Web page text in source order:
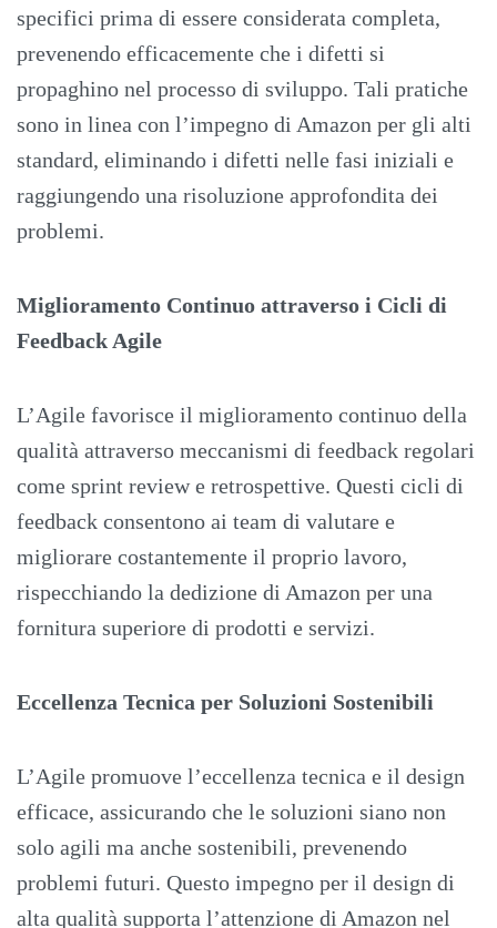
specifici prima di essere considerata completa,
prevenendo efficacemente che i difetti si
propaghino nel processo di sviluppo. Tali pratiche
sono in linea con l’impegno di Amazon per gli alti
standard, eliminando i difetti nelle fasi iniziali e
raggiungendo una risoluzione approfondita dei
problemi.
Miglioramento Continuo attraverso i Cicli di
Feedback Agile
L’Agile favorisce il miglioramento continuo della
qualità attraverso meccanismi di feedback regolari
come sprint review e retrospettive. Questi cicli di
feedback consentono ai team di valutare e
migliorare costantemente il proprio lavoro,
rispecchiando la dedizione di Amazon per una
fornitura superiore di prodotti e servizi.
Eccellenza Tecnica per Soluzioni Sostenibili
L’Agile promuove l’eccellenza tecnica e il design
efficace, assicurando che le soluzioni siano non
solo agili ma anche sostenibili, prevenendo
problemi futuri. Questo impegno per il design di
alta qualità supporta l’attenzione di Amazon nel